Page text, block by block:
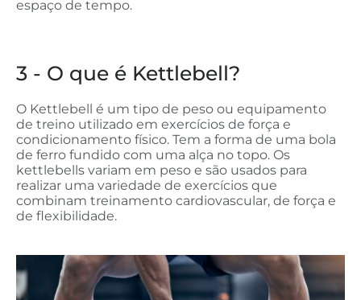
espaço de tempo.
3 - O que é Kettlebell?
O Kettlebell é um tipo de peso ou equipamento
de treino utilizado em exercícios de força e
condicionamento físico. Tem a forma de uma bola
de ferro fundido com uma alça no topo. Os
kettlebells variam em peso e são usados para
realizar uma variedade de exercícios que
combinam treinamento cardiovascular, de força e
de flexibilidade.